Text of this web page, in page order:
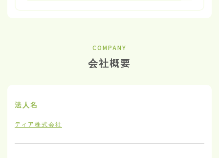
COMPANY
会社概要
法人名
ティア株式会社